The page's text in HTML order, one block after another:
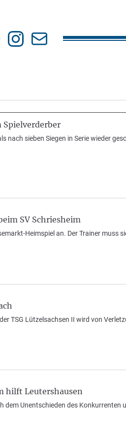
Spielverderber
nach sieben Siegen in Serie wieder
SV Schriesheim
Heimspiel an. Der Trainer
TSG Lützelsachsen II wird von
hilft Leutershausen
Unentschieden des Konkurrenten